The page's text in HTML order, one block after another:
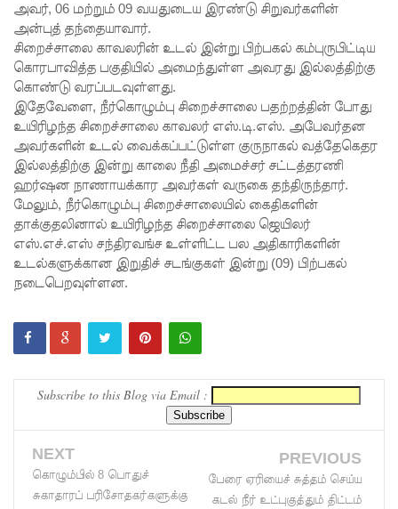
காணொ
ளி மூலம்
சாட்சியம
ளிக்க
நீதிமன்றம்
உத்தரவு!
நேற்றைய
மெகசின்
சிறை
மோதலில்
பலி!
சிறைக்கல
வரங்கள் -
அவர், 06 மற்றும் 09 வயதுடைய இரண்டு சிறுவர்களின்
அன்புத் தந்தையாவார்.
சிறைச்சாலை காவலரின் உடல் இன்று பிற்பகல் கம்புருபிட்டிய
கொரபாவித்த பகுதியில் அமைந்துள்ள அவரது இல்லத்திற்கு
கொண்டு வரப்படவுள்ளது.
இதேவேளை, நீர்கொழும்பு சிறைச்சாலை பதற்றத்தின் போது
உயிரிழந்த சிறைச்சாலை காவலர் எஸ்.டி.எஸ். அபேவர்தன
அவர்களின் உடல் வைக்கப்பட்டுள்ள குருநாகல் வத்தேகெதர
இல்லத்திற்கு இன்று காலை நீதி அமைச்சர் சட்டத்தரணி
ஹர்ஷன நாணாயக்கார அவர்கள் வருகை தந்திருந்தார்.
மேலும், நீர்கொழும்பு சிறைச்சாலையில் கைதிகளின்
தாக்குதலினால் உயிரிழந்த சிறைச்சாலை ஜெயிலர்
எஸ்.எச்.எஸ் சந்திரவங்ச உள்ளிட்ட பல அதிகாரிகளின்
உடல்களுக்கான இறுதிச் சடங்குகள் இன்று (09) பிற்பகல்
நடைபெறவுள்ளன.
Subscribe to this Blog via Email :
NEXT
கொழும்பில் 8 பொதுச்
சுகாதாரப் பரிசோதகர்களுக்கு
PREVIOUS
பேரை ஏரியைச் சுத்தம் செய்ய
கடல் நீர் உட்புகுத்தும் திட்டம்